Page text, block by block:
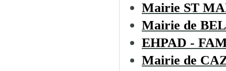
Mairie ST
Mairie de
EHPAD -
Mairie de